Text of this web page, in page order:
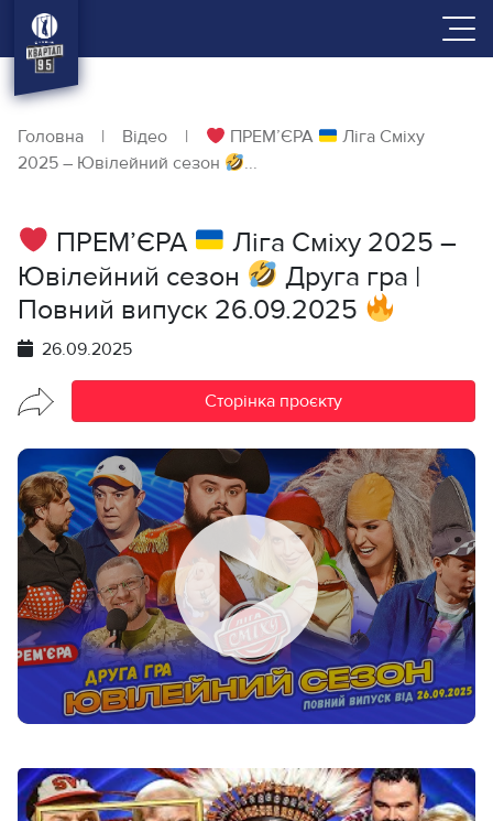
Головна | Відео | ПРЕМ’ЄРА
Ліга Сміху
2025 – Ювілейний сезон
...
ПРЕМ’ЄРА
Ліга Сміху 2025 –
Ювілейний сезон
Друга гра |
Повний випуск 26.09.2025
26.09.2025
Сторінка проєкту